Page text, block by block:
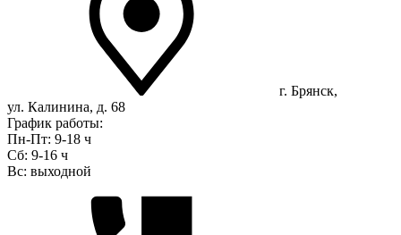
г. Брянск,
ул. Калинина, д. 68
График работы:
Пн-Пт: 9-18 ч
Сб: 9-16 ч
Вс: выходной